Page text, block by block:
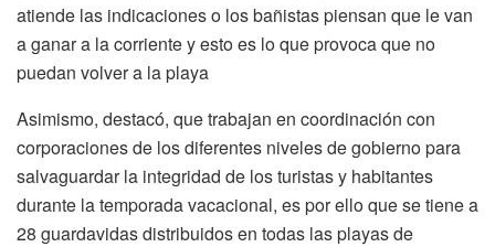
atiende las indicaciones o los bañistas piensan que le van
a ganar a la corriente y esto es lo que provoca que no
puedan volver a la playa
Asimismo, destacó, que trabajan en coordinación con
corporaciones de los diferentes niveles de gobierno para
salvaguardar la integridad de los turistas y habitantes
durante la temporada vacacional, es por ello que se tiene a
28 guardavidas distribuidos en todas las playas de